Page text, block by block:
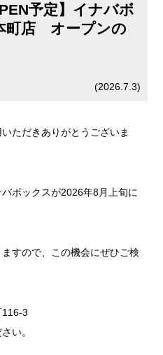
予定】イナバボ
町店 オープンの
(2026.7.3)
ただきありがとうございま
ボックスが2026年8月上旬に
すので、この機会にぜひご検
116-3
い。